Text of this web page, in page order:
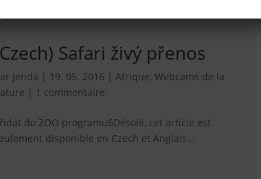
Safari živý přenos
Jenda | 19. 05. 2016 |Afrique,Webcams de la
| 1 commentaire
do ZOO programu6Désolé, cet article est
disponible en Czech et Anglais...